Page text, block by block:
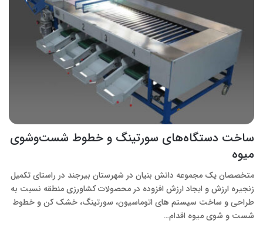
ساخت دستگاه‌های سورتینگ و خطوط شست‌وشوی
میوه
متخصصان یک مجموعه دانش بنیان در شهرستان بیرجند در راستای تکمیل
زنجیره ارزش و ایجاد ارزش افزوده در محصولات کشاورزی منطقه نسبت به
طراحی و ساخت سیستم های اتوماسیون، سورتینگ، خشک کن و خطوط
شست و شوی میوه‌ اقدام…